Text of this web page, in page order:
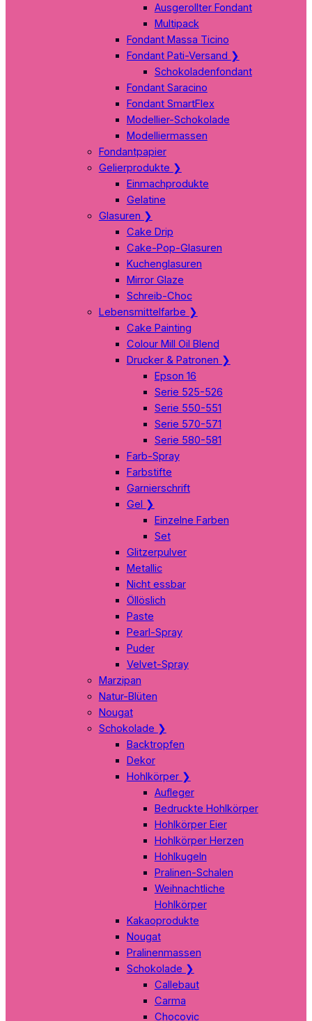
Ausgerollter Fondant
Multipack
Fondant Massa Ticino
Fondant Pati-Versand ❯
Schokoladenfondant
Fondant Saracino
Fondant SmartFlex
Modellier-Schokolade
Modelliermassen
Fondantpapier
Gelierprodukte ❯
Einmachprodukte
Gelatine
Glasuren ❯
Cake Drip
Cake-Pop-Glasuren
Kuchenglasuren
Mirror Glaze
Schreib-Choc
Lebensmittelfarbe ❯
Cake Painting
Colour Mill Oil Blend
Drucker & Patronen ❯
Epson 16
Serie 525-526
Serie 550-551
Serie 570-571
Serie 580-581
Farb-Spray
Farbstifte
Garnierschrift
Gel ❯
Einzelne Farben
Set
Glitzerpulver
Metallic
Nicht essbar
Öllöslich
Paste
Pearl-Spray
Puder
Velvet-Spray
Marzipan
Natur-Blüten
Nougat
Schokolade ❯
Backtropfen
Dekor
Hohlkörper ❯
Aufleger
Bedruckte Hohlkörper
Hohlkörper Eier
Hohlkörper Herzen
Hohlkugeln
Pralinen-Schalen
Weihnachtliche
Hohlkörper
Kakaoprodukte
Nougat
Pralinenmassen
Schokolade ❯
Callebaut
Carma
Chocovic